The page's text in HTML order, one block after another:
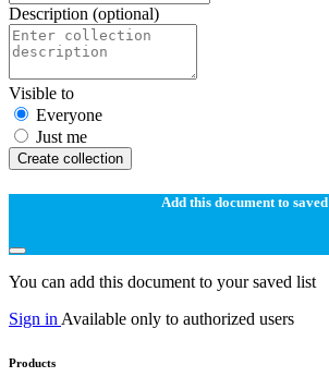
Description (optional)
Visible to
Everyone
Just me
Create collection
Add this document to saved
You can add this document to your saved list
Sign in Available only to authorized users
Products